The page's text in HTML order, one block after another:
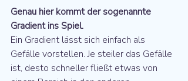
Genau hier kommt der sogenannte
Gradient ins Spiel.
Ein Gradient lässt sich einfach als
Gefälle vorstellen. Je steiler das Gefälle
ist, desto schneller fließt etwas von